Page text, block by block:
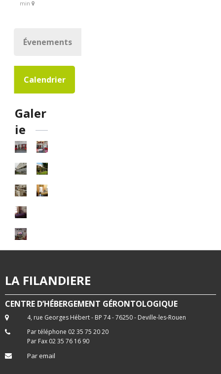
min
Évenements
Calendrier
Galer
ie
LA FILANDIERE
CENTRE D’HÉBERGEMENT GÉRONTOLOGIQUE
4, rue Georges Hébert - BP 74 - 76250 - Deville-les-Rouen
Par téléphone 02 35 75 20 20
Par Fax 02 35 76 16 90
Par email